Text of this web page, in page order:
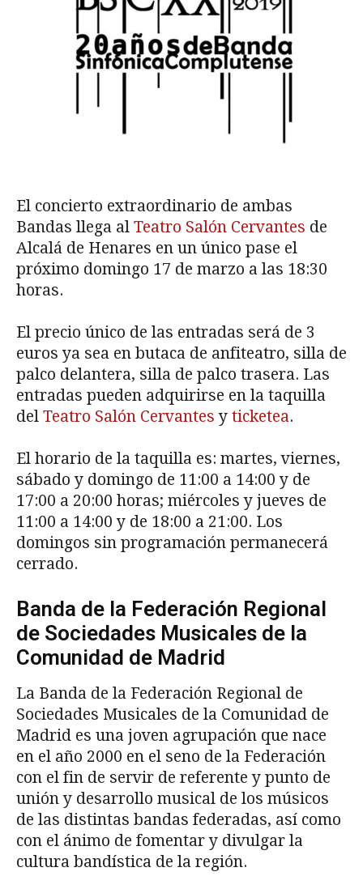
El concierto extraordinario de ambas
Bandas llega al Teatro Salón Cervantes de
Alcalá de Henares en un único pase el
próximo domingo 17 de marzo a las 18:30
horas.
El precio único de las entradas será de 3
euros ya sea en butaca de anfiteatro, silla de
palco delantera, silla de palco trasera. Las
entradas pueden adquirirse en la taquilla
del Teatro Salón Cervantesy ticketea.
El horario de la taquilla es: martes, viernes,
sábado y domingo de 11:00 a 14:00 y de
17:00 a 20:00 horas; miércoles y jueves de
11:00 a 14:00 y de 18:00 a 21:00. Los
domingos sin programación permanecerá
cerrado.
Banda de la Federación Regional
de Sociedades Musicales de la
Comunidad de Madrid
La Banda de la Federación Regional de
Sociedades Musicales de la Comunidad de
Madrid es una joven agrupación que nace
en el año 2000 en el seno de la Federación
con el fin de servir de referente y punto de
unión y desarrollo musical de los músicos
de las distintas bandas federadas, así como
con el ánimo de fomentar y divulgar la
cultura bandística de la región.